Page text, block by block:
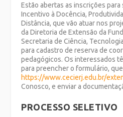
Estão abertas as inscrições
Incentivo à Docência,
Distância, que vão atuar nos
da Diretoria de Extensão da
Secretaria de Ciência,
para cadastro de reserva de
pedagógicos. Os interessados
para preencher o formulário,
https://www.cecierj.edu.br/
Conosco, e enviar a
PROCESSO SELETIVO